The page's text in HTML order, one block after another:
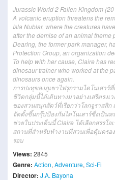
Jurassic World 2 Fallen Kingdom
A volcanic eruption threatens the
Isla Nublar, where the creatures
after the demise of an animal
Dearing, the former park manager,
Protection Group, an organization
To help with her cause, Claire has
dinosaur trainer who worked at the
dinosaurs once again.
การปะทุของภูเขาไฟรุกรามไดโนเสาร์
ชีวิตกลุ่มนี้ได้เดินทางมาอย่างเสรีตรง
ของสวนสนุกสัตว์ที่เรียกว่าโลกจูราสสิ
จัดตั้งขึ้นกรุ๊ปป้องกันไดโนเสาร์ซึ่งเป็น
ช่วยในประเด็นนี้ Claire ได้เลือกสรรโ
สถานที่สำหรับทำงานที่สวนเพื่อคุ้มครอ
รอบ
Views: 2845
Genre: Action, Adventure, Sci-Fi
Director: J.A. Bayona